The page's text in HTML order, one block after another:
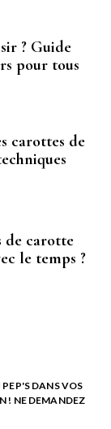
? Guide
pour tous
carottes de
de carotte
le temps ?
DANS VOS
! NE DEMANDEZ